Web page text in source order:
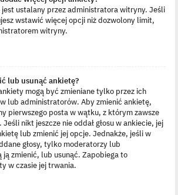
ustalany przez administratora witryny. Jeśli
wstawić więcej opcji niż dozwolony limit,
witryny.
lub usunąć ankietę?
mogą być zmieniane tylko przez ich
lub administratorów. Aby zmienić ankietę,
pierwszego posta w wątku, z którym zawsze
nikt jeszcze nie oddał głosu w ankiecie, jej
lub zmienić jej opcje. Jednakże, jeśli w
głosy, tylko moderatorzy lub
zmienić, lub usunąć. Zapobiega to
w czasie jej trwania.